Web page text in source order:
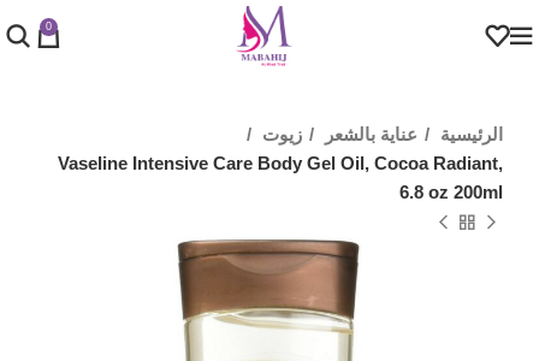
0
الرئيسية عناية بالشعر
زيوت
Vaseline Intensive Care Body Gel Oil, Cocoa Radiant,
6.8 oz 200ml